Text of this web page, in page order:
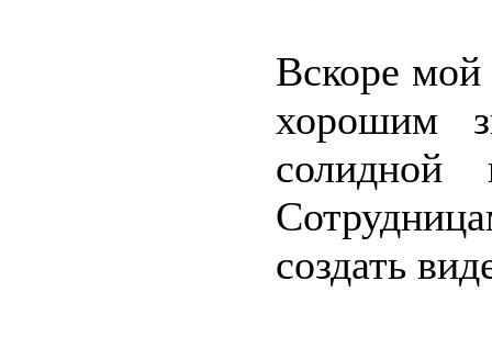
Вскоре мой
хорошим
солидной
создать